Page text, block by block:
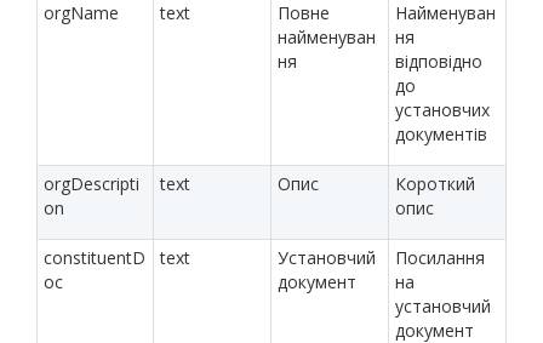
orgName text
Повне
найменуван
ня
Найменуван
ня
відповідно
до
установчих
документів
orgDescripti
on
text Опис
Короткий
опис
constituentD
oc
text
Установчий
документ
Посилання
на
установчий
документ